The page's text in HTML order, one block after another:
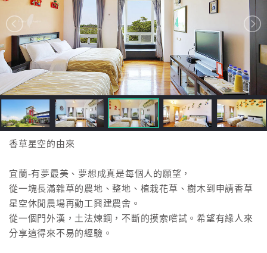
房
直
接
跟
飯
店
訂
HOT
特
色
民
香草星空的由來
宜蘭-有夢最美、夢想成真是每個人的願望，
從一塊長滿雜草的農地、整地、植栽花草、樹木到申請香草
星空休閒農場再動工興建農舍。
從一個門外漢，土法煉鋼，不斷的摸索嚐試。希望有緣人來
分享這得來不易的經驗。